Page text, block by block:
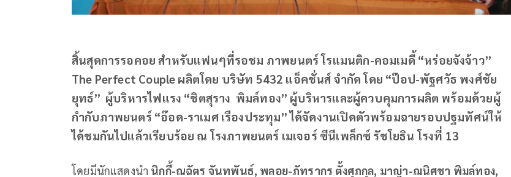
สิ้นสุดการรอคอย สำหรับแฟนๆที่รอชม ภาพยนตร์ โรแมนติก-คอมเมดี้ “หร่อยจังจ้าว”
The Perfect Couple ผลิตโดย บริษัท 5432 แอ็คชั่นส์ จำกัด โดย “ป๊อป-พัฐศวัธ พงศ์ชัย
ยุทธ์” ผู้บริหารไฟแรง “ชิตสุราง พิมล์ทอง” ผู้บริหารและผู้ควบคุมการผลิต พร้อมด้วยผู้
กำกับภาพยนตร์ “อ๊อด-ราเมศ เรืองประทุม” ได้จัดงานเปิดตัวพร้อมฉายรอบปฐมทัศน์ให้
ได้ชมกันไปแล้วเรียบร้อย ณ โรงภาพยนตร์ เมเจอร์ ซีนีเพล็กซ์ รัชโยธิน โรงที่ 13
โดยมีนักแสดงนำ นิกกี้-ณฉัตร จันทพันธ์, พลอย-ภัทรากร ตั้งศุภกุล, มาญ่า-ฌนิศชา พิมล์ทอง,